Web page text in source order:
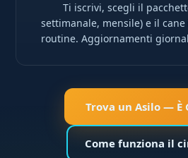
Ti iscrivi, scegli il
settimanale, mensile) e il
routine. Aggiornamenti
Trova un Asilo — È
Come funziona il